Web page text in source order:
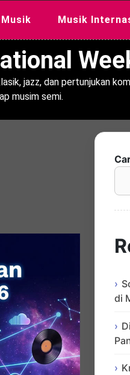
Musik
jazz, dan pertunjukan
musim semi.
di